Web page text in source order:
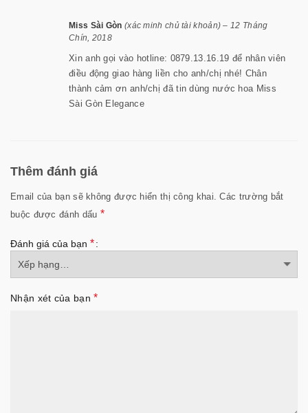
Miss Sài Gòn (xác minh chủ tài khoản) – 12 Tháng
Chín, 2018
Xin anh gọi vào hotline: 0879.13.16.19 để nhân viên
điều động giao hàng liền cho anh/chị nhé! Chân
thành cảm ơn anh/chị đã tin dùng nước hoa Miss
Sài Gòn Elegance
Thêm đánh giá
Email của bạn sẽ không được hiển thị công khai.
Các trường bắt
buộc được đánh dấu *
Đánh giá của bạn *
Nhận xét của bạn*